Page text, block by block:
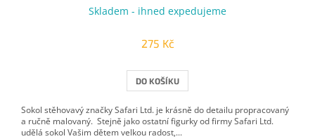
Skladem - ihned expedujeme
275 Kč
DO KOŠÍKU
Sokol stěhovavý značky Safari Ltd. je krásně do detailu propracovaný
a ručně malovaný. Stejně jako ostatní figurky od firmy Safari Ltd.
udělá sokol Vašim dětem velkou radost,...